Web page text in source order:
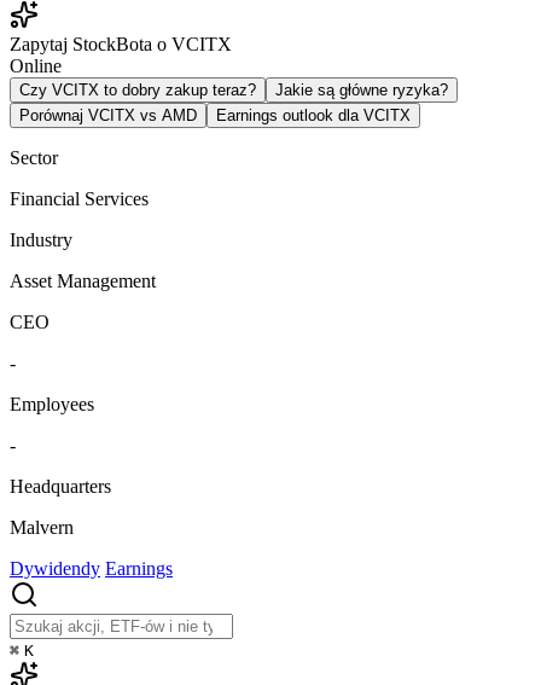
Zapytaj StockBota o VCITX
Online
Czy VCITX to dobry zakup teraz?
Jakie są główne ryzyka?
Porównaj VCITX vs AMD
Earnings outlook dla VCITX
Sector
Financial Services
Industry
Asset Management
CEO
-
Employees
-
Headquarters
Malvern
Dywidendy Earnings
⌘ K